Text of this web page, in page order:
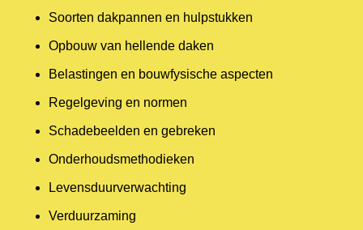
Soorten dakpannen en hulpstukken
Opbouw van hellende daken
Belastingen en bouwfysische aspecten
Regelgeving en normen
Schadebeelden en gebreken
Onderhoudsmethodieken
Levensduurverwachting
Verduurzaming